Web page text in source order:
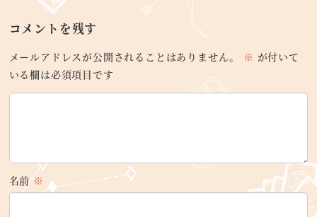
コメントを残す
メールアドレスが公開されることはありません。 ※ が付いて
いる欄は必須項目です
名前※